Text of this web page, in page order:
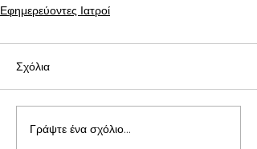
Εφημερεύοντες Ιατροί
Σχόλια
Γράψτε ένα σχόλιο...